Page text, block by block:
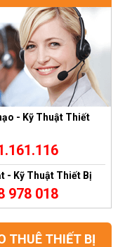
- Kỹ Thuật Thiết
- Kỹ Thuật Thiết Bị
978 018
THUÊ THIẾT BỊ